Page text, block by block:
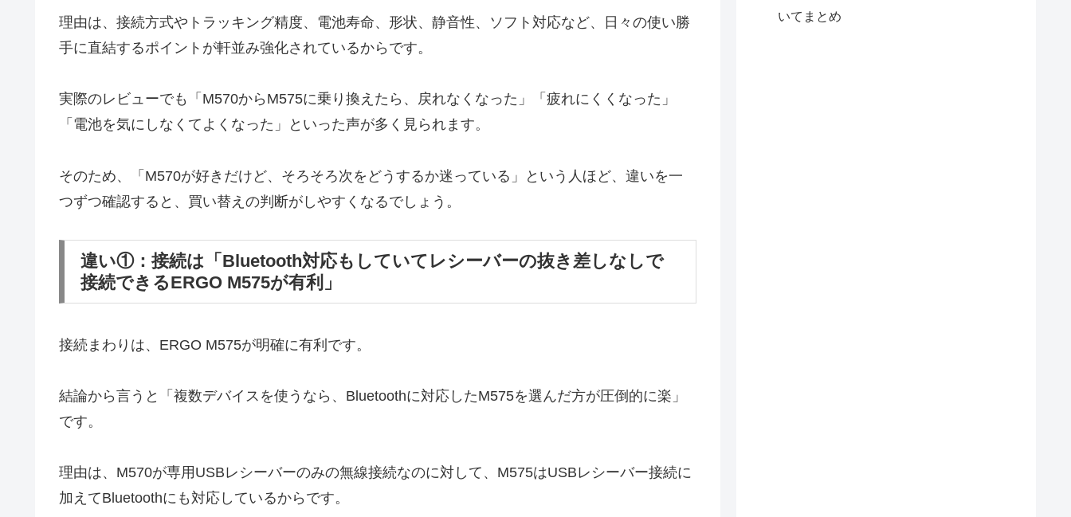
理由は、接続方式やトラッキング精度、電池寿命、形状、静音性、ソフト対応など、日々の使い勝
手に直結するポイントが軒並み強化されているからです。
実際のレビューでも「M570からM575に乗り換えたら、戻れなくなった」「疲れにくくなった」
「電池を気にしなくてよくなった」といった声が多く見られます。
そのため、「M570が好きだけど、そろそろ次をどうするか迷っている」という人ほど、違いを一
つずつ確認すると、買い替えの判断がしやすくなるでしょう。
違い①：接続は「Bluetooth対応もしていてレシーバーの抜き差しなしで
接続できるERGO M575が有利」
接続まわりは、ERGO M575が明確に有利です。
結論から言うと「複数デバイスを使うなら、Bluetoothに対応したM575を選んだ方が圧倒的に楽」
です。
理由は、M570が専用USBレシーバーのみの無線接続なのに対して、M575はUSBレシーバー接続に
加えてBluetoothにも対応しているからです。
いてまとめ